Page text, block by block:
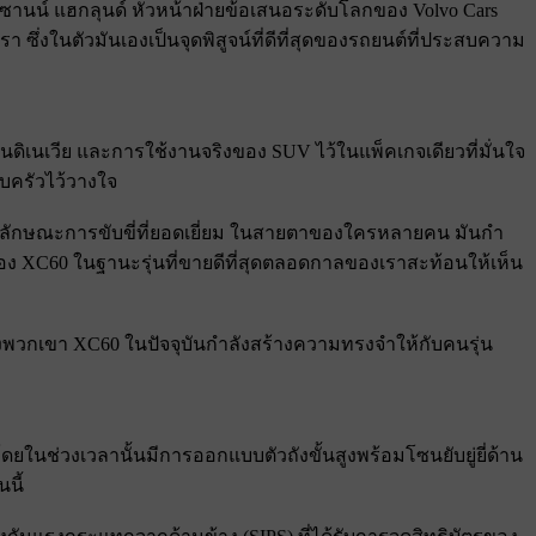
นน์ แฮกลุนด์ หัวหน้าฝ่ายข้อเสนอระดับโลกของ Volvo Cars
า ซึ่งในตัวมันเองเป็นจุดพิสูจน์ที่ดีที่สุดของรถยนต์ที่ประสบความ
เวีย และการใช้งานจริงของ SUV ไว้ในแพ็คเกจเดียวที่มั่นใจ
รัวไว้วางใจ
กษณะการขับขี่ที่ยอดเยี่ยม ในสายตาของใครหลายคน มันกํา
XC60 ในฐานะรุ่นที่ขายดีที่สุดตลอดกาลของเราสะท้อนให้เห็น
วกเขา XC60 ในปัจจุบันกําลังสร้างความทรงจําให้กับคนรุ่น
ยในช่วงเวลานั้นมีการออกแบบตัวถังขั้นสูงพร้อมโซนยับยู่ยี่ด้าน
นี้